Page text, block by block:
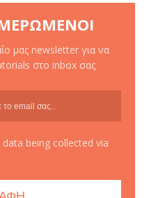
μας newsletter για να
στο inbox σας
being collected via